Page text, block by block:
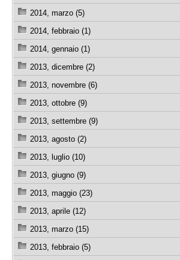
2014, marzo (5)
2014, febbraio (1)
2014, gennaio (1)
2013, dicembre (2)
2013, novembre (6)
2013, ottobre (9)
2013, settembre (9)
2013, agosto (2)
2013, luglio (10)
2013, giugno (9)
2013, maggio (23)
2013, aprile (12)
2013, marzo (15)
2013, febbraio (5)